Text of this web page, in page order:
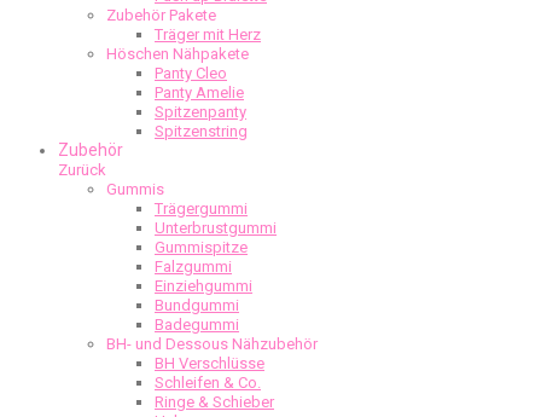
Zubehör Pakete
Träger mit Herz
Höschen Nähpakete
Panty Cleo
Panty Amelie
Spitzenpanty
Spitzenstring
Zubehör
Zurück
Gummis
Trägergummi
Unterbrustgummi
Gummispitze
Falzgummi
Einziehgummi
Bundgummi
Badegummi
BH- und Dessous Nähzubehör
BH Verschlüsse
Schleifen & Co.
Ringe & Schieber